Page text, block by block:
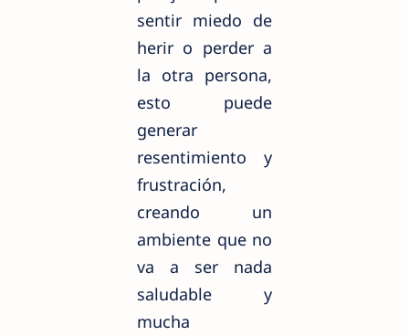
sentir miedo de
herir o perder a
la otra persona,
esto puede
generar
resentimiento y
frustración,
creando un
ambiente que no
va a ser nada
saludable y
mucha